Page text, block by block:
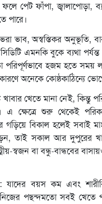
পেট ফাঁপা, জ্বালাপোড়া,
পারে।
ভাব, অস্বস্তিকর অনুভূতি,
এমনকি বুকে ব্যথা
পরিপূর্ণভাবে হজম হতে সময়
অনেকে কোষ্ঠকাঠিন্যে
খাবার খেতে মানা নেই, কিন্তু
ক্ষেত্রে শুরু থেকেই
বিকাল হলেই সবাই
তাই সকাল আর দুপুরের
স্বজন বা বন্ধু-বান্ধবের
যাদের বয়স কম এবং
পছন্দমতো সবই খেতে